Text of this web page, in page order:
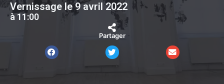
Vernissage le 9 avril 2022
à 11:00
Partager